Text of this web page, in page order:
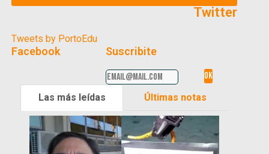
Twitter
Tweets by PortoEdu
Facebook Suscribite
Las más leídas Últimas notas